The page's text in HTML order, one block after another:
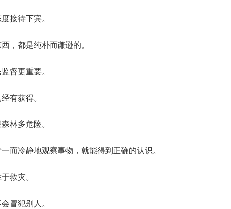
接待下宾。
，都是纯朴而谦逊的。
督更重要。
有获得。
林多危险。
而冷静地观察事物，就能得到正确的认识。
救灾。
冒犯别人。